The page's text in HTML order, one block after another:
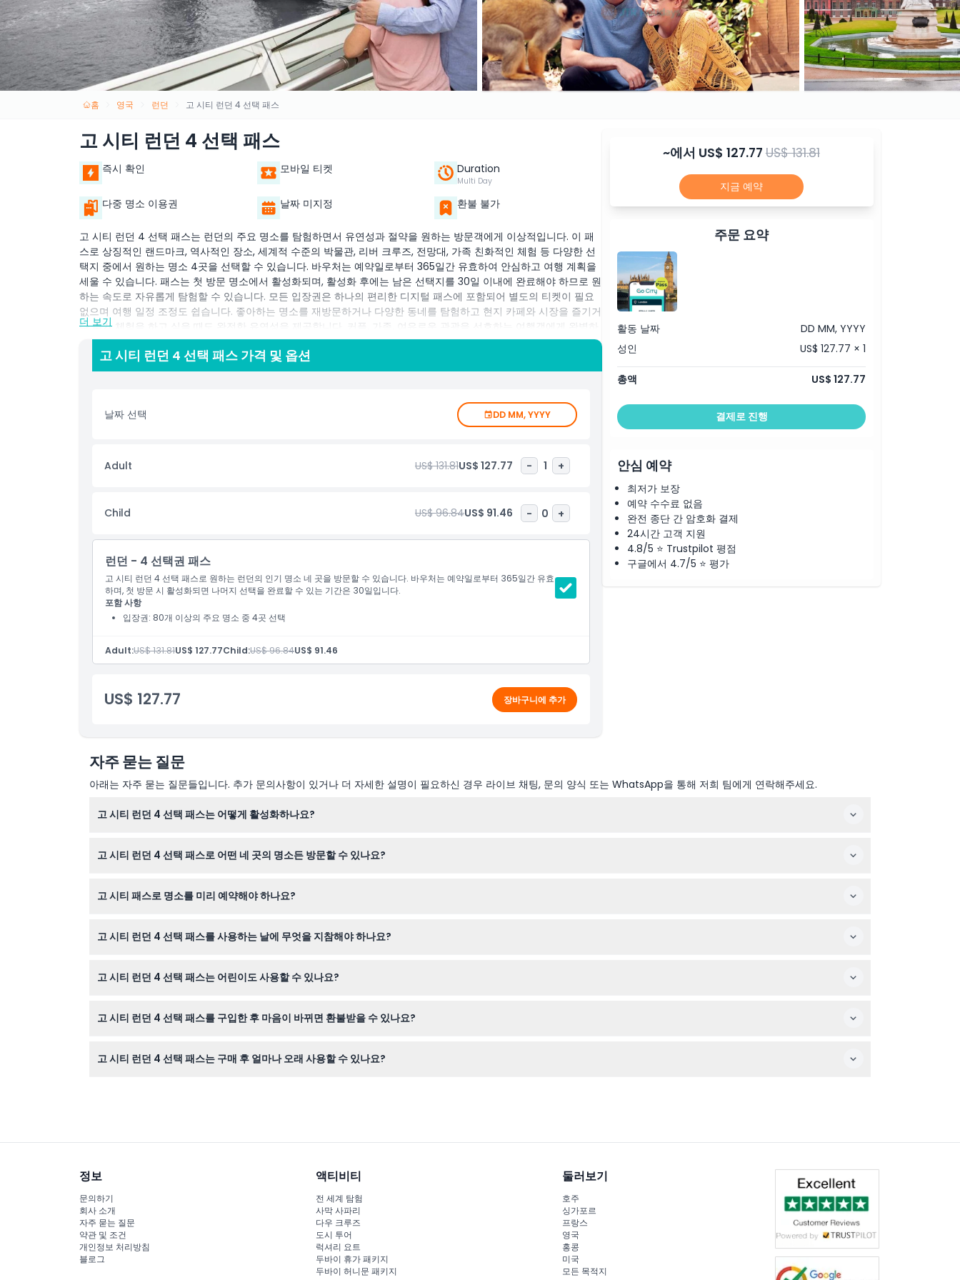
홈 영국 런던 고 시티 런던 4 선택 패스
고 시티 런던 4 선택 패스
즉시 확인 모바일 티켓 Duration
Multi Day
다중 명소 이용권 날짜 미지정 환불 불가
고 시티 런던 4 선택 패스는 런던의 주요 명소를 탐험하면서 유연성과 절약을 원하는 방문객에게 이상적입니다. 이 패
스로 상징적인 랜드마크, 역사적인 장소, 세계적 수준의 박물관, 리버 크루즈, 전망대, 가족 친화적인 체험 등 다양한 선
택지 중에서 원하는 명소 4곳을 선택할 수 있습니다. 바우처는 예약일로부터 365일간 유효하여 안심하고 여행 계획을
세울 수 있습니다. 패스는 첫 방문 명소에서 활성화되며, 활성화 후에는 남은 선택지를 30일 이내에 완료해야 하므로 원
하는 속도로 자유롭게 탐험할 수 있습니다. 모든 입장권은 하나의 편리한 디지털 패스에 포함되어 별도의 티켓이 필요
없으며 여행 일정 조정도 쉽습니다. 좋아하는 명소를 재방문하거나 다양한 동네를 탐험하고 현지 카페와 시장을 즐기거
나 추가 체험을 하고 싶을 때도 완전한 유연성을 제공합니다. 커플, 가족, 여유로운 관광을 선호하는 여행객에게 완벽하
며, 4 선택 패스는 런던의 문화, 역사, 엔터테인먼트를 빠르게 서두르지 않고 편리하게 즐길 수 있도록 가치와 자유를 보
장합니다.
알아야 할 사항
위치
취소 정책
더 보기
고 시티 런던 4 선택 패스 가격 및 옵션
날짜 선택 DD MM, YYYY
Adult US$ 131.81US$ 127.77 - 1 +
Child US$ 96.84US$ 91.46 - 0 +
런던 - 4 선택권 패스
고 시티 런던 4 선택 패스로 원하는 런던의 인기 명소 네 곳을 방문할 수 있습니다. 바우처는 예약일로부터 365일간 유효
하며, 첫 방문 시 활성화되면 나머지 선택을 완료할 수 있는 기간은 30일입니다.
포함 사항
입장권: 80개 이상의 주요 명소 중 4곳 선택
Adult:US$ 131.81US$ 127.77Child:US$ 96.84US$ 91.46
US$ 127.77 장바구니에 추가
~에서 US$ 127.77US$ 131.81
지금 예약
주문 요약
활동 날짜
DD MM, YYYY
성인
US$ 127.77 × 1
총액 US$ 127.77
결제로 진행
안심 예약
최저가 보장
예약 수수료 없음
완전 종단 간 암호화 결제
24시간 고객 지원
4.8/5 ⭐ Trustpilot 평점
구글에서 4.7/5 ⭐ 평가
자주 묻는 질문
아래는 자주 묻는 질문들입니다. 추가 문의사항이 있거나 더 자세한 설명이 필요하신 경우 라이브 채팅, 문의 양식 또는 WhatsApp을 통해 저희 팀에게 연락해주세요.
고 시티 런던 4 선택 패스는 어떻게 활성화하나요?
고 시티 런던 4 선택 패스로 어떤 네 곳의 명소든 방문할 수 있나요?
고 시티 패스로 명소를 미리 예약해야 하나요?
고 시티 런던 4 선택 패스를 사용하는 날에 무엇을 지참해야 하나요?
고 시티 런던 4 선택 패스는 어린이도 사용할 수 있나요?
고 시티 런던 4 선택 패스를 구입한 후 마음이 바뀌면 환불받을 수 있나요?
고 시티 런던 4 선택 패스는 구매 후 얼마나 오래 사용할 수 있나요?
정보
문의하기
회사 소개
자주 묻는 질문
약관 및 조건
개인정보 처리방침
블로그
액티비티
전 세계 탐험
사막 사파리
다우 크루즈
도시 투어
럭셔리 요트
두바이 휴가 패키지
두바이 허니문 패키지
둘러보기
호주
싱가포르
프랑스
영국
홍콩
미국
모든 목적지